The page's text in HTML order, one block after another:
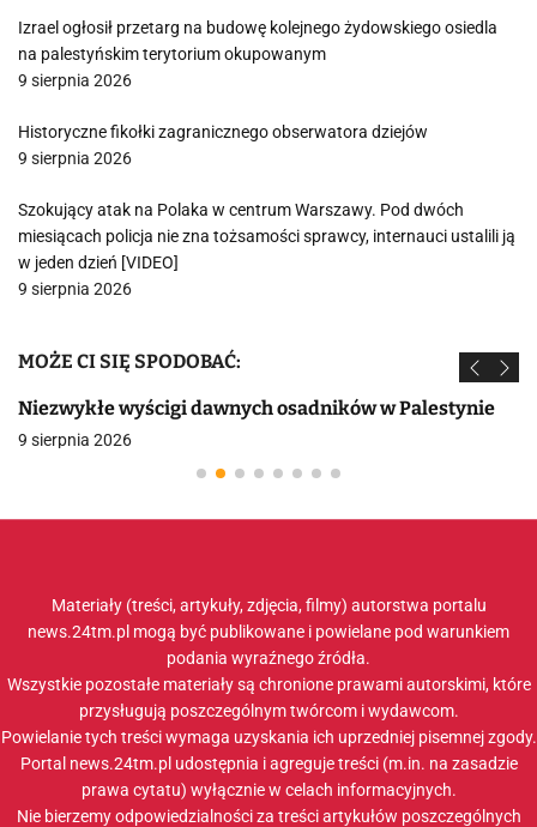
Izrael ogłosił przetarg na budowę kolejnego żydowskiego osiedla
na palestyńskim terytorium okupowanym
9 sierpnia 2026
Historyczne fikołki zagranicznego obserwatora dziejów
9 sierpnia 2026
Szokujący atak na Polaka w centrum Warszawy. Pod dwóch
miesiącach policja nie zna tożsamości sprawcy, internauci ustalili ją
w jeden dzień [VIDEO]
9 sierpnia 2026
MOŻE CI SIĘ SPODOBAĆ:
Niezwykłe wyścigi dawnych osadników w Palestynie
9 sierpnia 2026
Materiały (treści, artykuły, zdjęcia, filmy) autorstwa portalu
news.24tm.pl mogą być publikowane i powielane pod warunkiem
podania wyraźnego źródła.
Wszystkie pozostałe materiały są chronione prawami autorskimi, które
przysługują poszczególnym twórcom i wydawcom.
Powielanie tych treści wymaga uzyskania ich uprzedniej pisemnej zgody.
Portal news.24tm.pl udostępnia i agreguje treści (m.in. na zasadzie
prawa cytatu) wyłącznie w celach informacyjnych.
Nie bierzemy odpowiedzialności za treści artykułów poszczególnych